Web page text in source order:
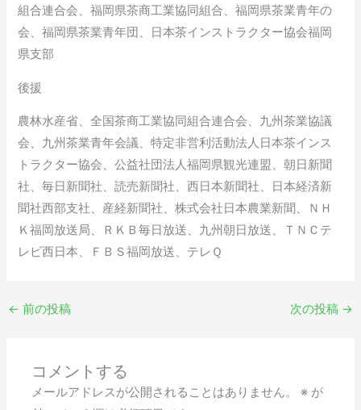
組合連合会、福岡県茶商工業協同組合、福岡県茶業青年の
会、福岡県茶業青年団、日本茶インストラクター協会福岡
県支部
後援
農林水産省、全国茶商工業協同組合連合会、九州茶業協議
会、九州茶業青年会議、特定非営利活動法人日本茶インス
トラクター協会、公益社団法人福岡県観光連盟、朝日新聞
社、毎日新聞社、読売新聞社、西日本新聞社、日本経済新
聞社西部支社、産経新聞社、株式会社日本農業新聞、ＮＨ
Ｋ福岡放送局、ＲＫＢ毎日放送、九州朝日放送、ＴＮＣテ
レビ西日本、ＦＢＳ福岡放送、テレＱ
← 前の投稿 次の投稿 →
コメントする
メールアドレスが公開されることはありません。 ※ が